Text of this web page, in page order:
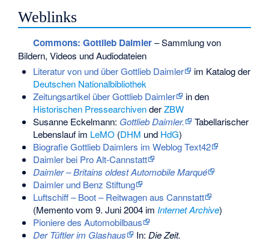
Weblinks
Commons: Gottlieb Daimler– Sammlung von
Bildern, Videos und Audiodateien
Literatur von und über Gottlieb Daimler
im Katalog der
Deutschen Nationalbibliothek
Zeitungsartikel über Gottlieb Daimler
in den
Historischen PressearchivenderZBW
Susanne Eckelmann: Gottlieb Daimler.
Tabellarischer
Lebenslauf im LeMO(DHM und HdG)
Biografie Gottlieb Daimlers im Weblog Text42
Daimler bei Pro Alt-Cannstatt
Daimler – Britains oldest Automobile Marqué
Daimler und Benz Stiftung
Luftschiff – Boot – Reitwagen aus Cannstatt
(Mementovom 9. Juni 2004 im Internet Archive)
Pioniere des Automobilbaus
Der Tüftler im Glashaus
In: Die Zeit.